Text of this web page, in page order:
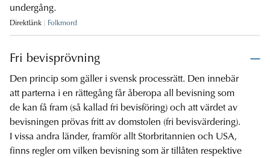
undergång.
Direktlänk Folkmord
Fri bevisprövning
Den princip som gäller i svensk processrätt. Den innebär
att parterna i en rättegång får åberopa all bevisning som
de kan få fram (så kallad fri bevisföring) och att värdet av
bevisningen prövas fritt av domstolen (fri bevisvärdering).
I vissa andra länder, framför allt Storbritannien och USA,
finns regler om vilken bevisning som är tillåten respektive